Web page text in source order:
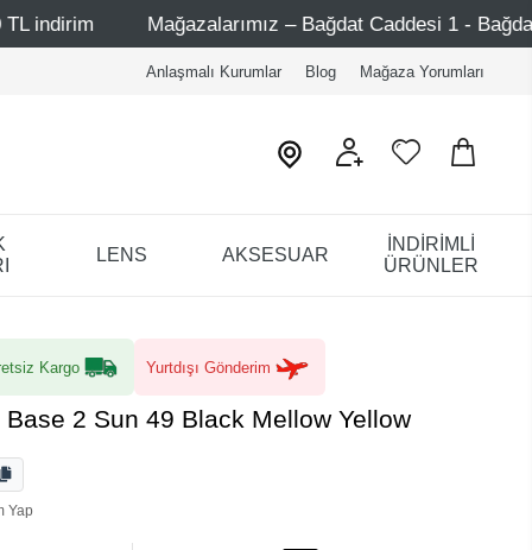
Mağazalarımız – Bağdat Caddesi 1 - Bağdat Caddesi
Anlaşmalı Kurumlar Blog Mağaza Yorumları
LENS AKSESUAR
İNDİRİMLİ
ÜRÜNLER
Kargo Yurtdışı Gönderim
2 Sun 49 Black Mellow Yellow
Yap